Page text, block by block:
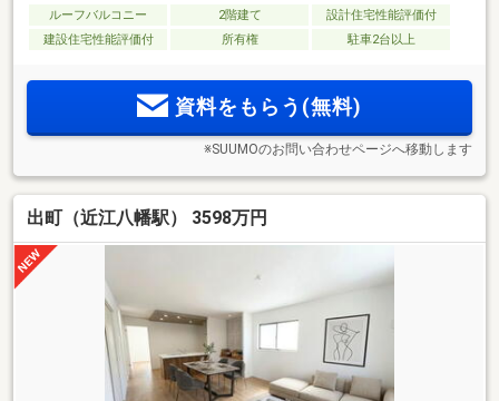
ルーフバルコニー 2階建て
設計住宅性能評価付
建設住宅性能評価付
所有権 駐車2台以上
資料をもらう(無料)
※SUUMOのお問い合わせページへ移動します
出町（近江八幡駅） 3598万円